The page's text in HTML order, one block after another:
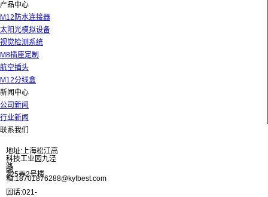
产品中心
M12防水连接器
太阳光模拟设备
视觉检测系统
M8插座定制
航空插头
M12分线盒
新闻中心
公司新闻
行业新闻
联系我们
地址:上海松江高
科技工业园九泾
路
325弄2号楼
邮
箱:18701876288@kyfbest.com
固话:021-